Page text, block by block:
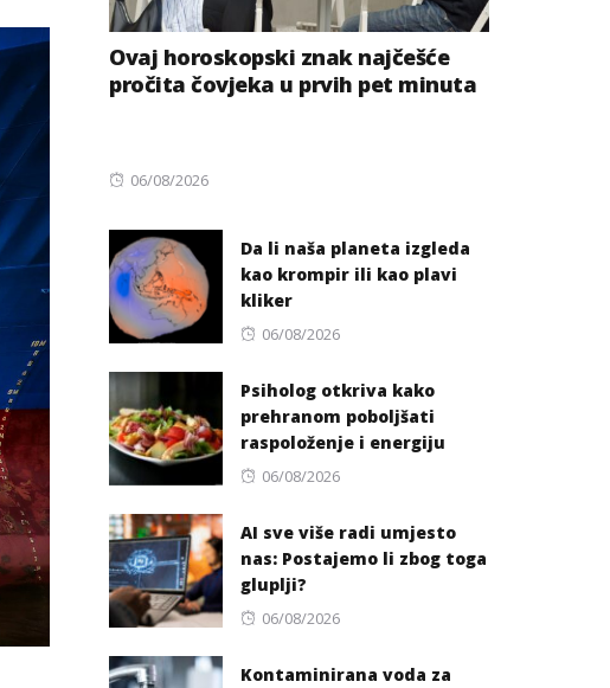
Ovaj horoskopski znak najčešće
pročita čovjeka u prvih pet minuta
Posted
06/08/2026
Da li naša planeta izgleda
kao krompir ili kao plavi
kliker
Posted
06/08/2026
Psiholog otkriva kako
prehranom poboljšati
raspoloženje i energiju
Posted
06/08/2026
AI sve više radi umjesto
nas: Postajemo li zbog toga
gluplji?
Posted
06/08/2026
Kontaminirana voda za